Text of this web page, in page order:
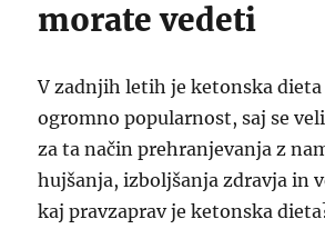
morate vedeti
V zadnjih letih je ketonska
ogromno popularnost, saj se
za ta način prehranjevanja z
hujšanja, izboljšanja zdravja in
kaj pravzaprav je ketonska